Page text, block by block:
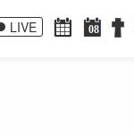
LIVE 08